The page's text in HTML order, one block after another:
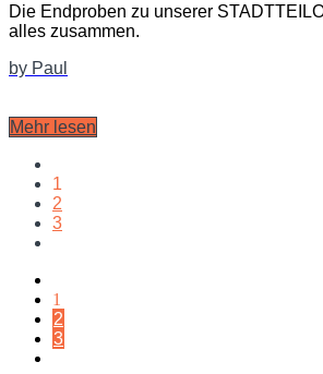
Die Endproben zu unserer
alles zusammen.
by Paul
Mehr lesen
1
2
3
1
2
3